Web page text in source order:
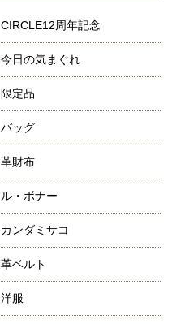
CIRCLE12周年記念
今日の気まぐれ
限定品
バッグ
革財布
ル・ボナー
カンダミサコ
革ベルト
洋服